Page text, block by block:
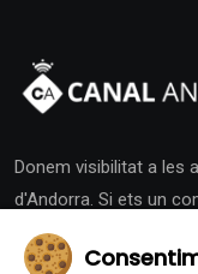
Donem visibilitat a les
d'Andorra. Si ets un
redacció i activa la